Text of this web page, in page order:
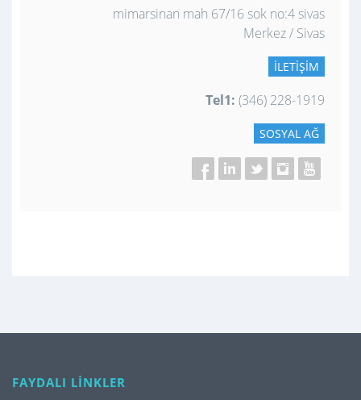
mimarsinan mah 67/16 sok no:4 sivas
Merkez / Sivas
İLETIŞIM
Tel1: (346) 228-1919
SOSYAL AĞ
FAYDALI LİNKLER